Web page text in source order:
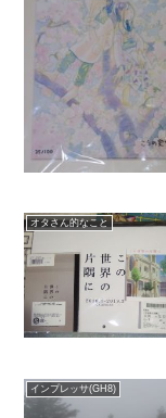
オタさん的なこと
インプレッサ(GH8)